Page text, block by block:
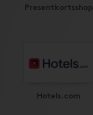
Presentkortsshop
Hotels.com